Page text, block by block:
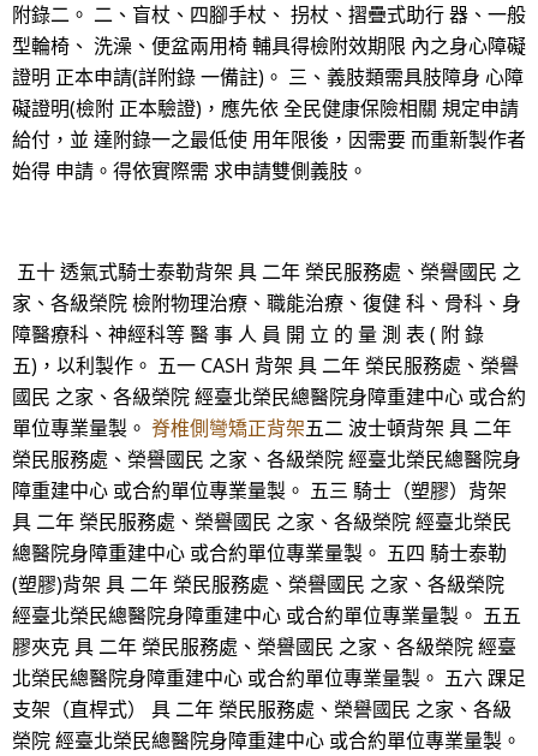
附錄二。 二、盲杖、四腳手杖、 拐杖、摺疊式助行 器、一般
型輪椅、 洗澡、便盆兩用椅 輔具得檢附效期限 內之身心障礙
證明 正本申請(詳附錄 一備註)。 三、義肢類需具肢障身 心障
礙證明(檢附 正本驗證)，應先依 全民健康保險相關 規定申請
給付，並 達附錄一之最低使 用年限後，因需要 而重新製作者
始得 申請。得依實際需 求申請雙側義肢。
五十 透氣式騎士泰勒背架 具 二年 榮民服務處、榮譽國民 之
家、各級榮院 檢附物理治療、職能治療、復健 科、骨科、身
障醫療科、神經科等 醫 事 人 員 開 立 的 量 測 表 ( 附 錄
五)，以利製作。 五一 CASH 背架 具 二年 榮民服務處、榮譽
國民 之家、各級榮院 經臺北榮民總醫院身障重建中心 或合約
單位專業量製。 脊椎側彎矯正背架五二 波士頓背架 具 二年
榮民服務處、榮譽國民 之家、各級榮院 經臺北榮民總醫院身
障重建中心 或合約單位專業量製。 五三 騎士（塑膠）背架
具 二年 榮民服務處、榮譽國民 之家、各級榮院 經臺北榮民
總醫院身障重建中心 或合約單位專業量製。 五四 騎士泰勒
(塑膠)背架 具 二年 榮民服務處、榮譽國民 之家、各級榮院
經臺北榮民總醫院身障重建中心 或合約單位專業量製。 五五
膠夾克 具 二年 榮民服務處、榮譽國民 之家、各級榮院 經臺
北榮民總醫院身障重建中心 或合約單位專業量製。 五六 踝足
支架（直桿式） 具 二年 榮民服務處、榮譽國民 之家、各級
榮院 經臺北榮民總醫院身障重建中心 或合約單位專業量製。